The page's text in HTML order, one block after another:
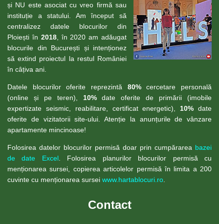
și NU este asociat cu vreo firmă sau
instituție a statului. Am început să
centralizez datele blocurilor din
Ploiești în 2018, în 2020 am adăugat
blocurile din București și intenționez
să extind proiectul la restul României
în câțiva ani.
Datele blocurilor oferite reprezintă 80%cercetare personală
(online și pe teren), 10%date oferite de primării (imobile
expertizate seismic, reabilitare, certificat energetic), 10% date
oferite de vizitatorii site-ului. Atenție la anunțurile de vânzare
apartamente mincinoase!
Folosirea datelor blocurilor permisă doar prin cumpărarea bazei
de date Excel. Folosirea planurilor blocurilor permisă cu
menționarea sursei, copierea articolelor permisă în limita a 200
cuvinte cu menționarea sursei www.hartablocuri.ro
Contact